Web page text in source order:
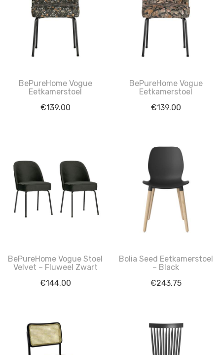
BePureHome Vogue
Eetkamerstoel
€139.00
BePureHome Vogue
Eetkamerstoel
€139.00
BePureHome Vogue Stoel
Velvet – Fluweel Zwart
€144.00
Bolia Seed Eetkamerstoel
– Black
€243.75